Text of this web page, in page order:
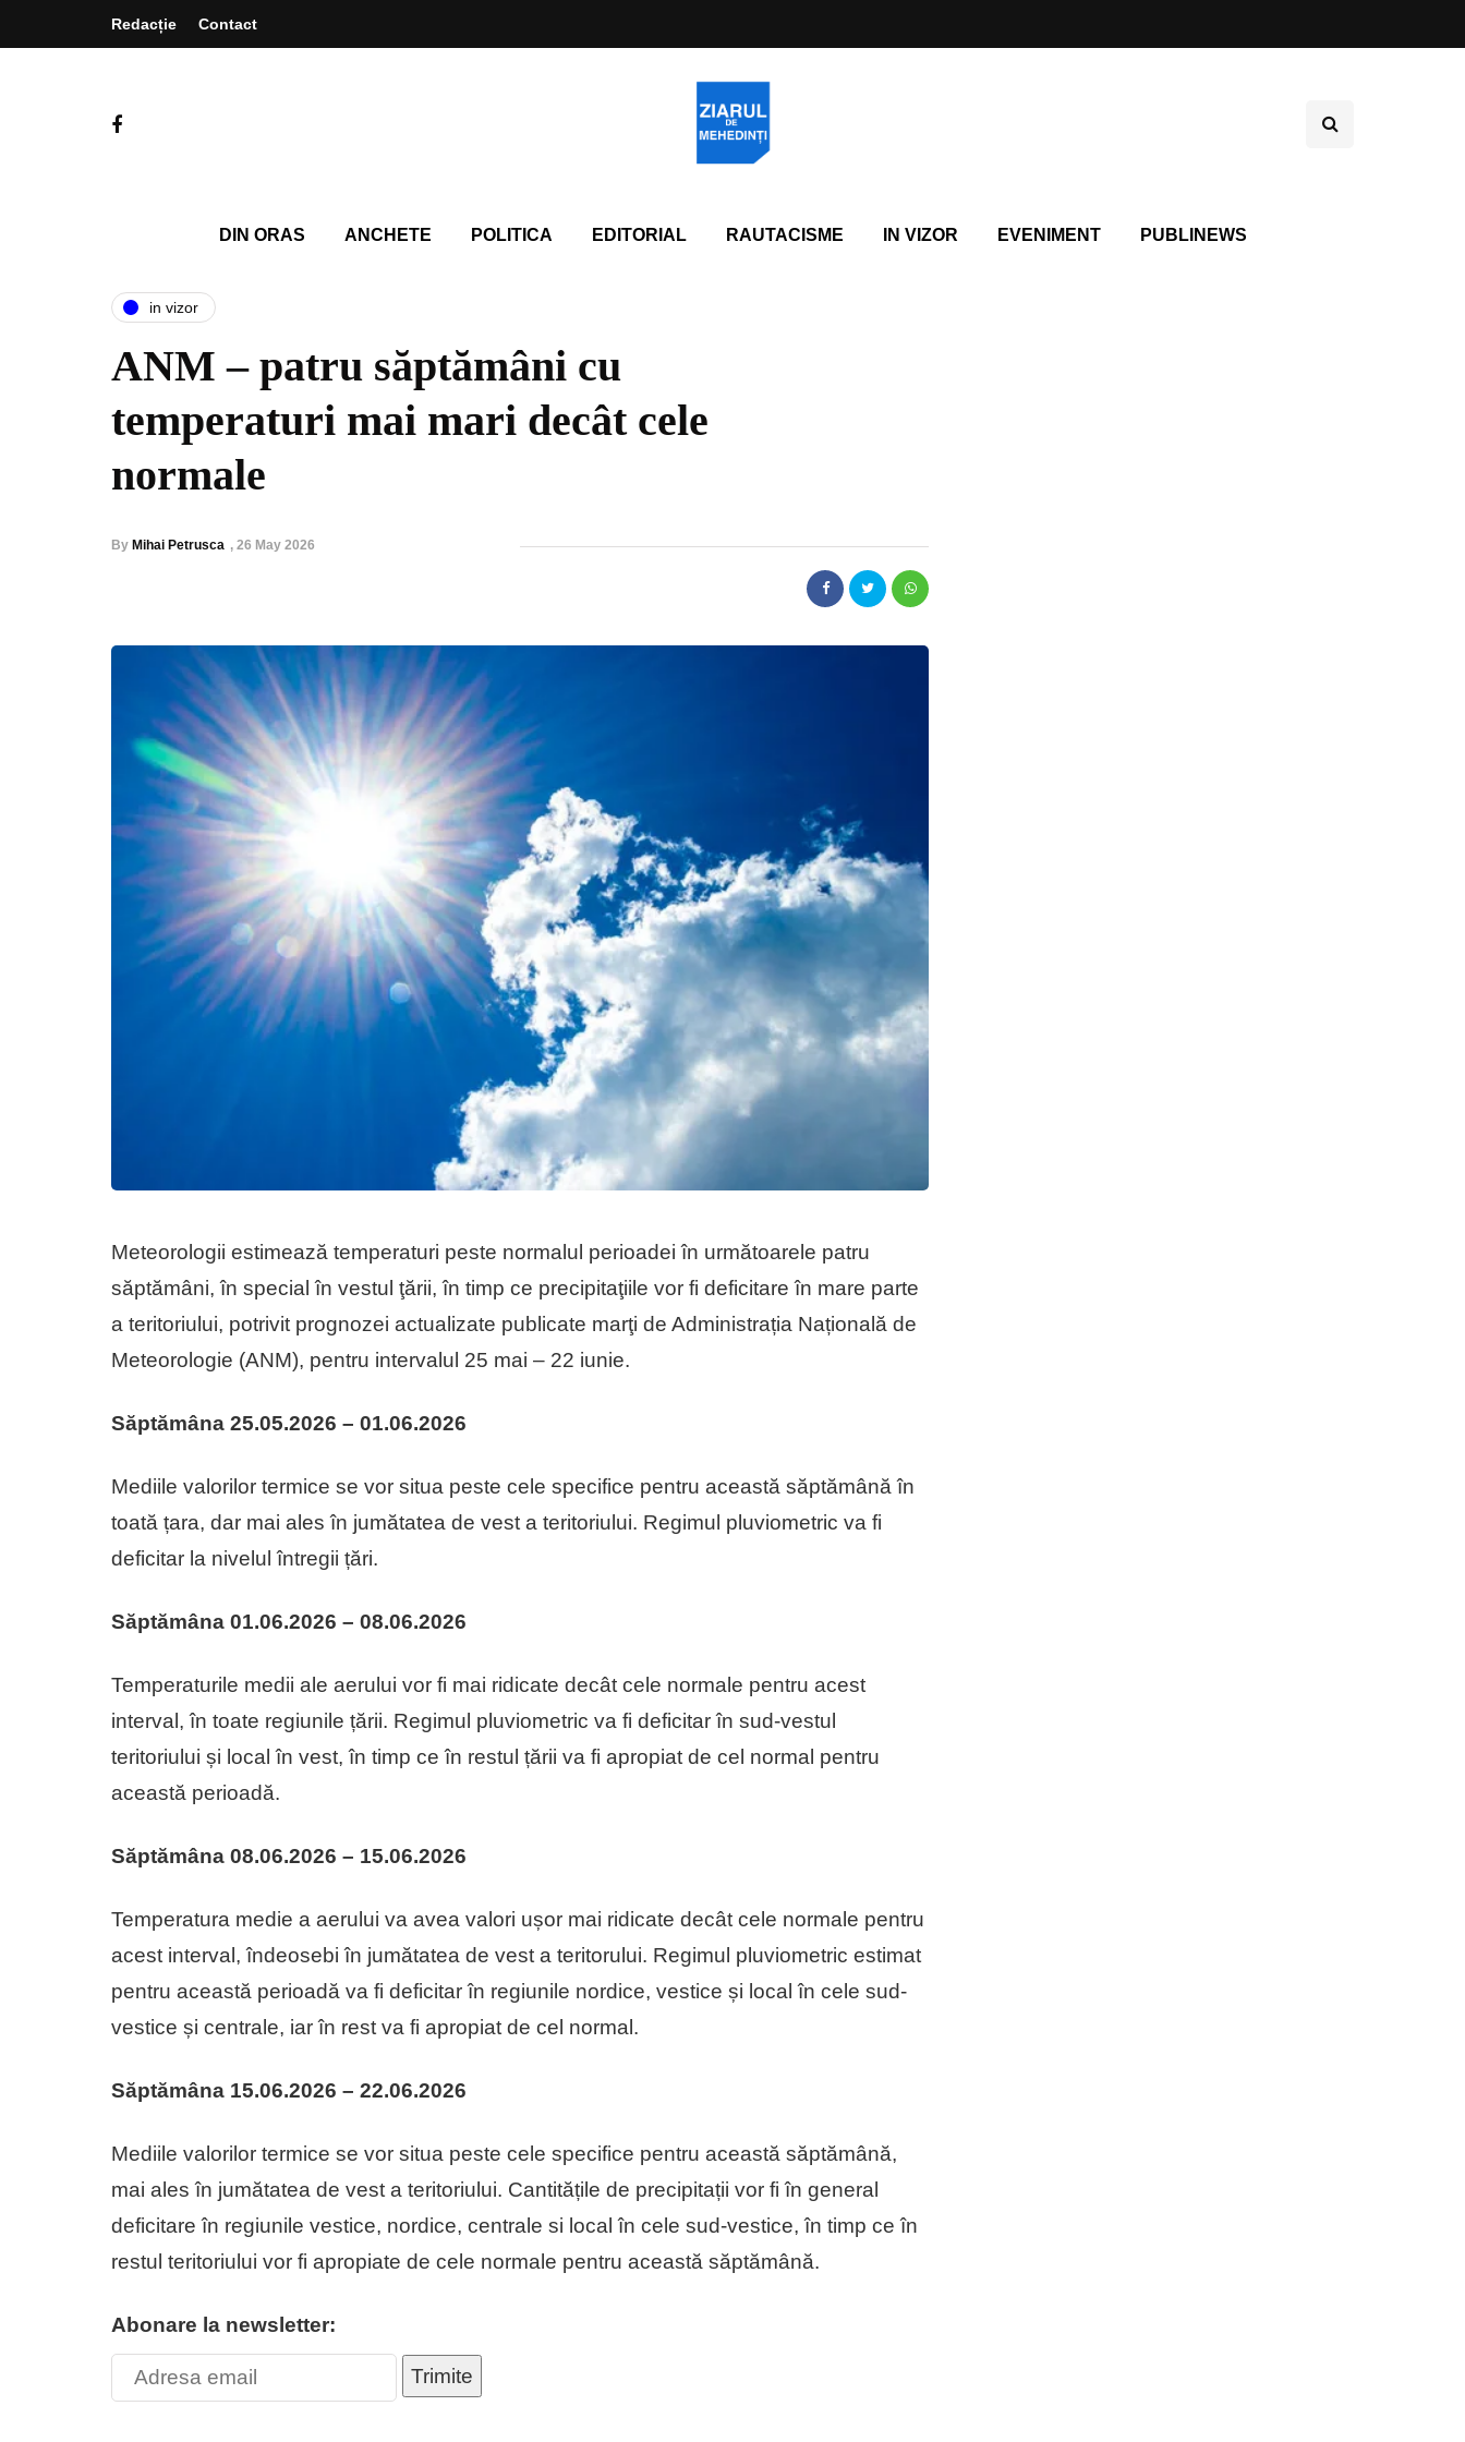
Redacție Contact
DIN ORAS ANCHETE POLITICA EDITORIAL RAUTACISME IN VIZOR EVENIMENT PUBLINEWS
in vizor
ANM – patru săptămâni cu
temperaturi mai mari decât cele
normale
By Mihai Petrusca , 26 May 2026
Meteorologii estimează temperaturi peste normalul perioadei în următoarele patru
săptămâni, în special în vestul ţării, în timp ce precipitaţiile vor fi deficitare în mare parte
a teritoriului, potrivit prognozei actualizate publicate marţi de Administrația Națională de
Meteorologie (ANM), pentru intervalul 25 mai – 22 iunie.
Săptămâna 25.05.2026 – 01.06.2026
Mediile valorilor termice se vor situa peste cele specifice pentru această săptămână în
toată țara, dar mai ales în jumătatea de vest a teritoriului. Regimul pluviometric va fi
deficitar la nivelul întregii țări.
Săptămâna 01.06.2026 – 08.06.2026
Temperaturile medii ale aerului vor fi mai ridicate decât cele normale pentru acest
interval, în toate regiunile țării. Regimul pluviometric va fi deficitar în sud-vestul
teritoriului și local în vest, în timp ce în restul țării va fi apropiat de cel normal pentru
această perioadă.
Săptămâna 08.06.2026 – 15.06.2026
Temperatura medie a aerului va avea valori ușor mai ridicate decât cele normale pentru
acest interval, îndeosebi în jumătatea de vest a teritorului. Regimul pluviometric estimat
pentru această perioadă va fi deficitar în regiunile nordice, vestice și local în cele sud-
vestice și centrale, iar în rest va fi apropiat de cel normal.
Săptămâna 15.06.2026 – 22.06.2026
Mediile valorilor termice se vor situa peste cele specifice pentru această săptămână,
mai ales în jumătatea de vest a teritoriului. Cantitățile de precipitații vor fi în general
deficitare în regiunile vestice, nordice, centrale si local în cele sud-vestice, în timp ce în
restul teritoriului vor fi apropiate de cele normale pentru această săptămână.
Abonare la newsletter:
Trimite